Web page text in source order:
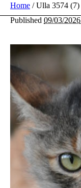
Home /Ulla 3574 (7)
Published 09/03/2026